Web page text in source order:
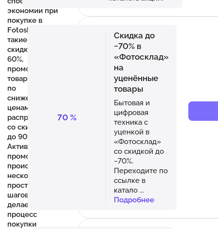
экономии при
покупке в
Fotosklad.ru,
такие как
скидки до
60%,
промокоды,
товары б/у
по
сниженным
ценам и
распродажи
со скидками
до 90%.
Активация
промокода
происходит в
несколько
простых
шагов, что
делает
процесс
покупки
70 %
Скидка до
−70% в
«Фотосклад»
на
уценённые
товары
Бытовая и
цифровая
техника с
уценкой в
«Фотосклад»
со скидкой до
−70%.
Переходите по
ссылке в
катало ...
Подробнее